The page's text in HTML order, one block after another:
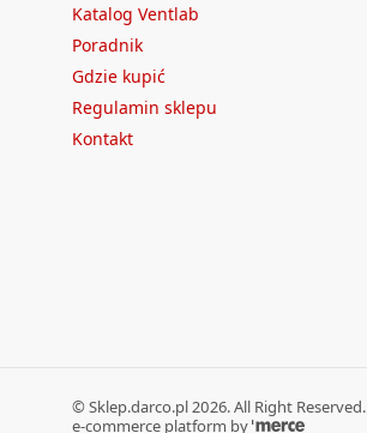
Katalog Ventlab
Poradnik
Gdzie kupić
Regulamin sklepu
Kontakt
© Sklep.darco.pl 2026. All Right Reserved.
e-commerce platform by